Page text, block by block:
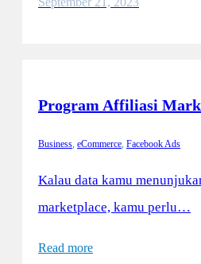
Program Affiliasi
Business eCommerce Facebook Ads
Kalau data kamu
marketplace, kamu perlu…
Read more